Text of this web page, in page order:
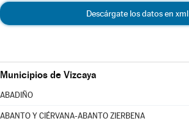
Descárgate los datos en xml
Municipios de Vizcaya
ABADIÑO
ABANTO Y CIÉRVANA-ABANTO ZIERBENA